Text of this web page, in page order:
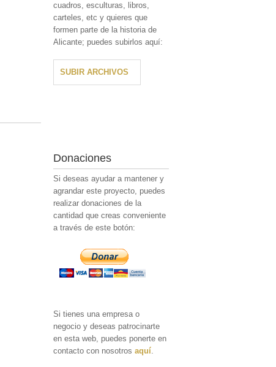
cuadros, esculturas, libros,
carteles, etc y quieres que
formen parte de la historia de
Alicante; puedes subirlos aquí:
SUBIR ARCHIVOS
Donaciones
Si deseas ayudar a mantener y
agrandar este proyecto, puedes
realizar donaciones de la
cantidad que creas conveniente
a través de este botón:
Si tienes una empresa o
negocio y deseas patrocinarte
en esta web, puedes ponerte en
contacto con nosotrosaquí.